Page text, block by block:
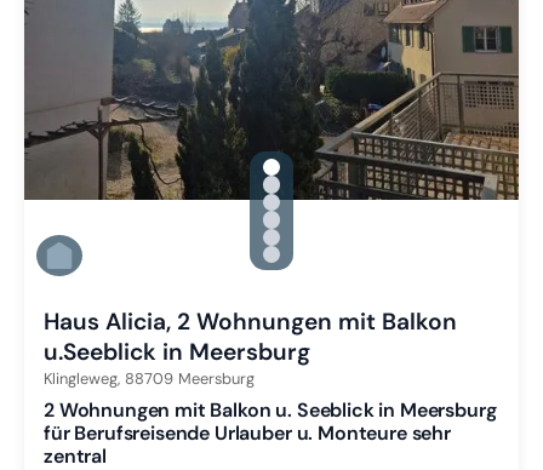
gallery.slide_selector
Zu Slide 1 wechseln
Zu Slide 2 wechseln
Zu Slide 3 wechseln
Zu Slide 4 wechseln
Zu Slide 5 wechseln
Zu Slide 6 wechseln
Haus Alicia, 2 Wohnungen mit Balkon
u.Seeblick in Meersburg
Klingleweg, 88709 Meersburg
2 Wohnungen mit Balkon u. Seeblick in Meersburg
für Berufsreisende Urlauber u. Monteure sehr
zentral